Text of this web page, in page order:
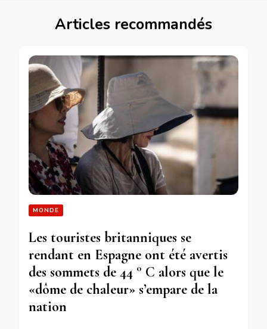
Articles recommandés
MONDE
Les touristes britanniques se
rendant en Espagne ont été avertis
des sommets de 44 ° C alors que le
«dôme de chaleur» s’empare de la
nation